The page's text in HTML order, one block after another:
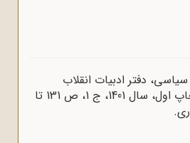
دفتر ادبیات انقلاب
اسلامی حوزه هنری، چاپ اول، سال 1401، ج 1، ص 131 تا